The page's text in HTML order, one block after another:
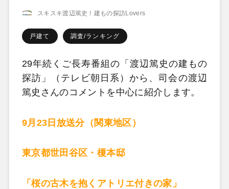
スキスキ渡辺篤史！建もの探訪Lovers
戸建て 調査/ランキング
29年続くご長寿番組の「渡辺篤史の建もの
探訪」（テレビ朝日系）から、司会の渡辺
篤史さんのコメントを中心に紹介します。
9月23日放送分（関東地区）
東京都世田谷区・榎本邸
「桜の古木を抱くアトリエ付きの家」